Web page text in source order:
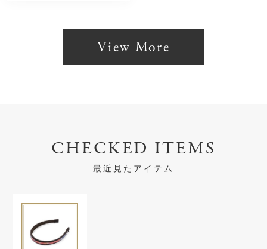
View More
CHECKED ITEMS
最近見たアイテム